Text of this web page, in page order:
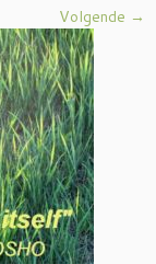
Volgende →